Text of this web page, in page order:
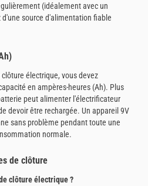
(idéalement avec un
source d'alimentation fiable
électrique, vous devez
en ampères-heures (Ah). Plus
peut alimenter l'électrificateur
devoir être rechargée. Un appareil 9V
sans problème pendant toute une
normale.
de clôture
clôture électrique ?